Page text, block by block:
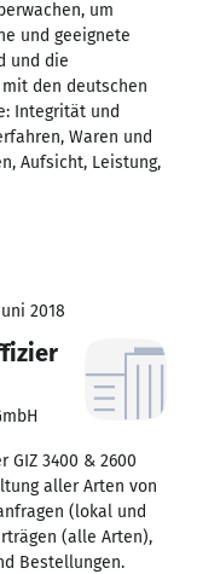
um
und geeignete
und die
den deutschen
Integrität und
Waren und
Aufsicht, Leistung,
2018
GIZ 3400 & 2600
aller Arten von
(lokal und
(alle Arten),
Bestellungen.